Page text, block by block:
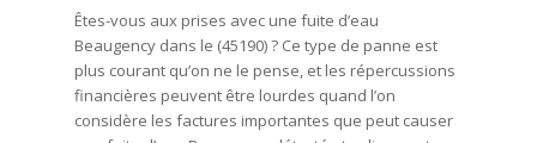
Êtes-vous aux prises avec une fuite d’eau
Beaugency dans le (45190) ? Ce type de panne est
plus courant qu’on ne le pense, et les répercussions
financières peuvent être lourdes quand l’on
considère les factures importantes que peut causer